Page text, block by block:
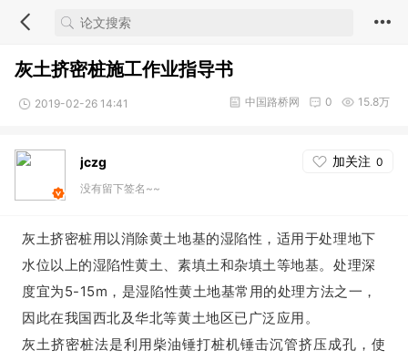
灰土挤密桩施工作业指导书
2019-02-26 14:41 15.8万
0
中国路桥网
jczg 加关注 0
没有留下签名~~
灰土挤密桩用以消除黄土地基的湿陷性，适用于处理地下
水位以上的湿陷性黄土、素填土和杂填土等地基。处理深
度宜为5-15m，是湿陷性黄土地基常用的处理方法之一，
因此在我国西北及华北等黄土地区已广泛应用。
灰土挤密桩法是利用柴油锤打桩机锤击沉管挤压成孔，使